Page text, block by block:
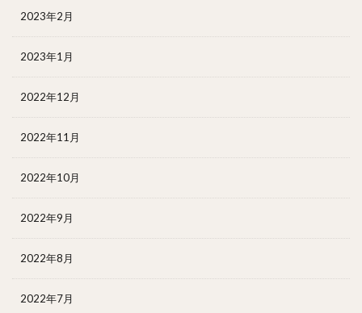
2023年2月
2023年1月
2022年12月
2022年11月
2022年10月
2022年9月
2022年8月
2022年7月